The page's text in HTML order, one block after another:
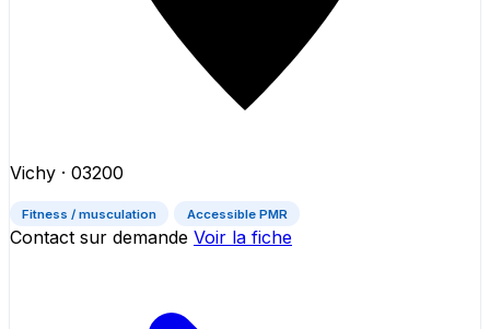
Vichy · 03200
Fitness / musculation Accessible PMR
Contact sur demande Voir la fiche